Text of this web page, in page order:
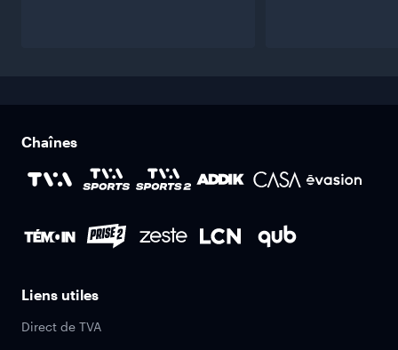
Chaînes
Liens utiles
Direct de TVA